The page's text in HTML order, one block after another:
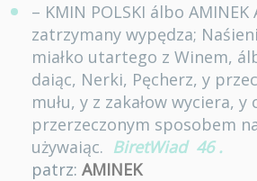
– KMIN POLSKI álbo AMINEK
zatrzymany wypędza;
miałko utartego z Winem,
daiąc, Nerki, Pęcherz, y
mułu, y z zakałow wyciera, y
przerzeczonym sposobem
używaiąc. BiretWiad 46 .
patrz: AMINEK